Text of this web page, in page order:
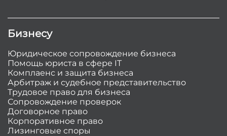
Бизнесу
Юридическое сопровождение бизнеса
Помощь юриста в сфере IT
Комплаенс и защита бизнеса
Арбитраж и судебное представительство
Трудовое право для бизнеса
Сопровождение проверок
Договорное право
Корпоративное право
Лизинговые споры